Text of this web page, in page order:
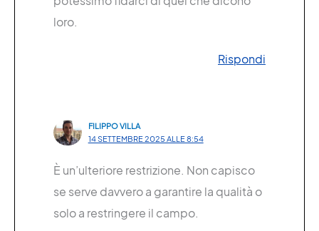
loro.
Rispondi
FILIPPO VILLA
14 SETTEMBRE 2025 ALLE 8:54
È un’ulteriore restrizione. Non capisco
se serve davvero a garantire la qualità o
solo a restringere il campo.